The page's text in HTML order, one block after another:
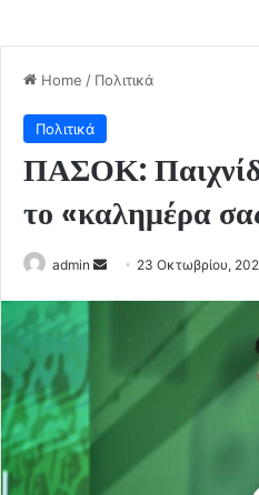
Home / Πολιτικά
Πολιτικά
ΠΑΣΟΚ:
το «καλημέρα
admin
Send 23 Οκτωβρίου,